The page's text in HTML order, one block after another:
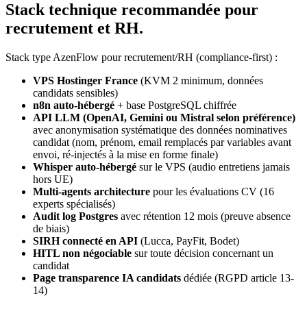
Stack technique recommandée pour
recrutement et RH.
Stack type AzenFlow pour recrutement/RH (compliance-first) :
VPS Hostinger France (KVM 2 minimum, données
candidats sensibles)
n8n auto-hébergé + base PostgreSQL chiffrée
API LLM (OpenAI, Gemini ou Mistral selon préférence)
avec anonymisation systématique des données nominatives
candidat (nom, prénom, email remplacés par variables avant
envoi, ré-injectés à la mise en forme finale)
Whisper auto-hébergé sur le VPS (audio entretiens jamais
hors UE)
Multi-agents architecture pour les évaluations CV (16
experts spécialisés)
Audit log Postgres avec rétention 12 mois (preuve absence
de biais)
SIRH connecté en API (Lucca, PayFit, Bodet)
HITL non négociable sur toute décision concernant un
candidat
Page transparence IA candidats dédiée (RGPD article 13-
14)